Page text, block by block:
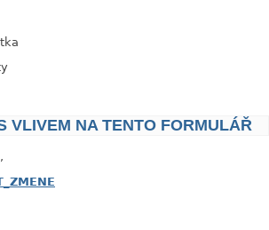
VLIVEM NA TENTO FORMULÁŘ
,